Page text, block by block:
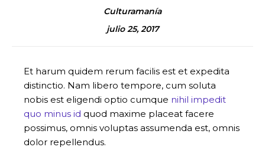
Culturamanía
julio 25, 2017
Et harum quidem rerum facilis est et expedita
distinctio. Nam libero tempore, cum soluta
nobis est eligendi optio cumque nihil impedit
quo minus id quod maxime placeat facere
possimus, omnis voluptas assumenda est, omnis
dolor repellendus.